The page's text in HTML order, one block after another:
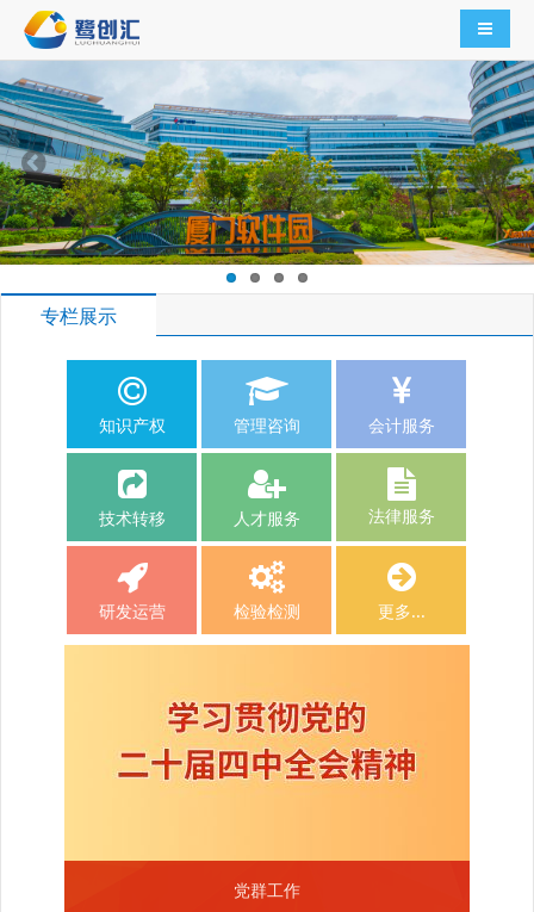
导航切
专栏展示
知识产权 管理咨询 会计服务
技术转移 人才服务 法律服务
研发运营 检验检测 更多...
党群工作